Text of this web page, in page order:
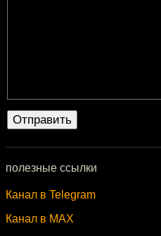
полезные ссылки
Канал в Telegram
Канал в MAX